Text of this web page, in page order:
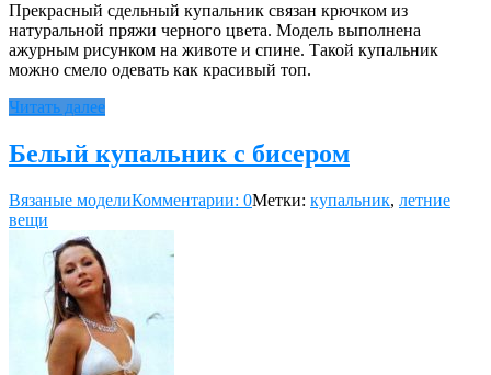
Прекрасный сдельный купальник связан крючком из
натуральной пряжи черного цвета. Модель выполнена
ажурным рисунком на животе и спине. Такой купальник
можно смело одевать как красивый топ.
Читать далее
Белый купальник с бисером
Вязаные моделиКомментарии: 0Метки: купальник, летние
вещи